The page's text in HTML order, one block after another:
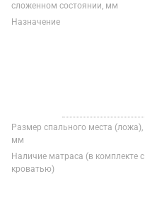
сложенном состоянии, мм
Назначение
Размер спального места (ложа),
мм
Наличие матраса (в комплекте с
кроватью)